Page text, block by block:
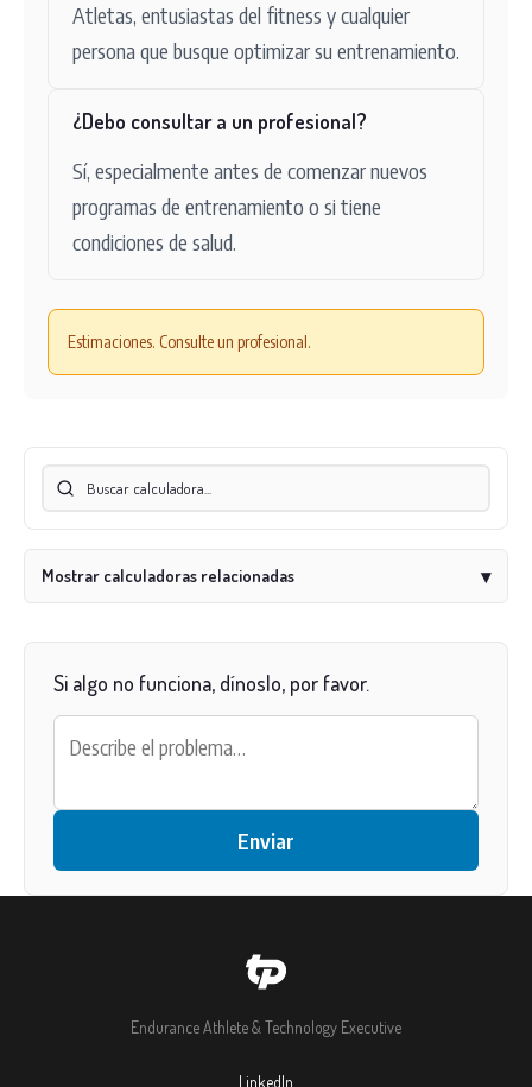
Atletas, entusiastas del fitness y cualquier
persona que busque optimizar su entrenamiento.
¿Debo consultar a un profesional?
Sí, especialmente antes de comenzar nuevos
programas de entrenamiento o si tiene
condiciones de salud.
Estimaciones. Consulte un profesional.
Mostrar calculadoras relacionadas ▾
Si algo no funciona, dínoslo, por favor.
Enviar
Endurance Athlete & Technology Executive
LinkedIn